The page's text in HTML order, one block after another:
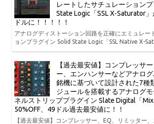
レートしたサチュレーション
State Logic「SSL X-Saturator
ドルに！！！！！
アナログディストーション回路を正確にエミュレー
ョンプラグイン Solid State Logic「SSL Native X-
【過去最安値】コンプレッサ
ー、エンハンサーなどアナロ
銘機に基づいて設計された7種
ジュールを搭載するアナログ
ネルストリッププラグイン Slate Digital「
50%OFF、49ドル過去最安値に！！
【過去最安値】コンプレッサー、EQ、リミッター